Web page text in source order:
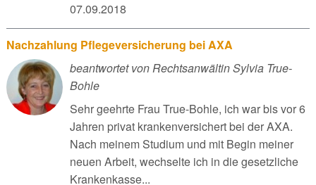
07.09.2018
Nachzahlung Pflegeversicherung bei AXA
beantwortet von Rechtsanwältin Sylvia True-
Bohle
Sehr geehrte Frau True-Bohle, ich war bis vor 6
Jahren privat krankenversichert bei der AXA.
Nach meinem Studium und mit Begin meiner
neuen Arbeit, wechselte ich in die gesetzliche
Krankenkasse...